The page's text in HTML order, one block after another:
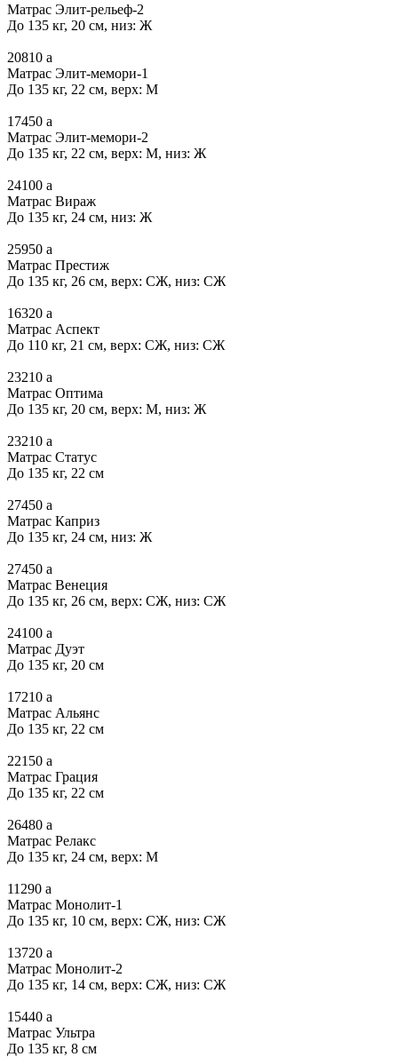
Матрас Элит-рельеф-2
До 135 кг, 20 см, низ: Ж
20810 a
Матрас Элит-мемори-1
До 135 кг, 22 см, верх: М
17450 a
Матрас Элит-мемори-2
До 135 кг, 22 см, верх: М, низ: Ж
24100 a
Матрас Вираж
До 135 кг, 24 см, низ: Ж
25950 a
Матрас Престиж
До 135 кг, 26 см, верх: СЖ, низ: СЖ
16320 a
Матрас Аспект
До 110 кг, 21 см, верх: СЖ, низ: СЖ
23210 a
Матрас Оптима
До 135 кг, 20 см, верх: М, низ: Ж
23210 a
Матрас Статус
До 135 кг, 22 см
27450 a
Матрас Каприз
До 135 кг, 24 см, низ: Ж
27450 a
Матрас Венеция
До 135 кг, 26 см, верх: СЖ, низ: СЖ
24100 a
Матрас Дуэт
До 135 кг, 20 см
17210 a
Матрас Альянс
До 135 кг, 22 см
22150 a
Матрас Грация
До 135 кг, 22 см
26480 a
Матрас Релакс
До 135 кг, 24 см, верх: М
11290 a
Матрас Монолит-1
До 135 кг, 10 см, верх: СЖ, низ: СЖ
13720 a
Матрас Монолит-2
До 135 кг, 14 см, верх: СЖ, низ: СЖ
15440 a
Матрас Ультра
До 135 кг, 8 см